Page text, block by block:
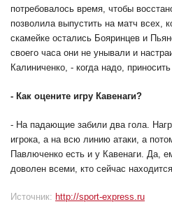
потребовалось время, чтобы
позволила выпустить на матч всех,
скамейке остались Бояринцев и
своего часа они не унывали и
Калиниченко, - когда надо,
- Как оцените игру Кавенаги?
- На падающие забили два гола.
игрока, а на всю линию атаки, а
Павлюченко есть и у Кавенаги. Да,
доволен всеми, кто сейчас
Источник: http://sport-express.ru